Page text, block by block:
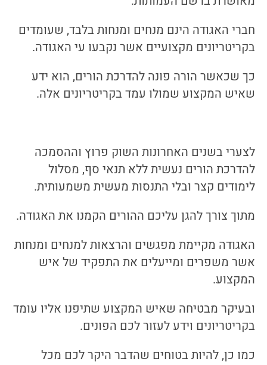
חברי האגודה הינם מנחים ומנחות בלבד, שעומדים
בקריטריונים מקצועיים אשר נקבעו עי האגודה.
כך שכאשר הורה פונה להדרכת הורים, הוא ידע
שאיש המקצוע שמולו עמד בקריטריונים אלה.
לצערי בשנים האחרונות השוק פרוץ וההסמכה
להדרכת הורים נעשית ללא תנאי סף, מסלול
לימודים קצר ובלי התנסות מעשית משמעותית.
מתוך צורך להגן עליכם ההורים הקמנו את האגודה.
האגודה מקיימת מפגשים והרצאות למנחים ומנחות
אשר משפרים ומייעלים את התפקיד של איש
המקצוע.
ובעיקר מבטיחה שאיש המקצוע שתיפנו אליו עומד
בקריטריונים וידע לעזור לכם הפונים.
כמו כן, להיות בטוחים שהדבר היקר לכם מכל